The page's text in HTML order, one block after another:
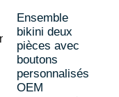
Ensemble
bikini deux
pièces avec
boutons
personnalisés
OEM